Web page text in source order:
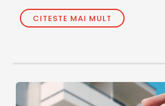
CITESTE MAI MULT